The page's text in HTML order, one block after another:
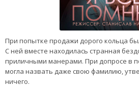
При попытке продажи дорого кольца
С ней вместе находилась странная
приличными манерами. При допросе в
могла назвать даже свою фамилию,
ничего.